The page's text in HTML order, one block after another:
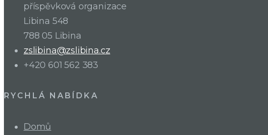
příspěvková organizace
Libina 548
788 05 Libina
zslibina@zslibina.cz
+420 601 562 383
RYCHLÁ NABÍDKA
Domů